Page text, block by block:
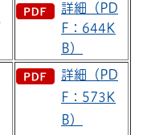
詳細（PD
F：644K
B）
詳細（PD
F：573K
B）